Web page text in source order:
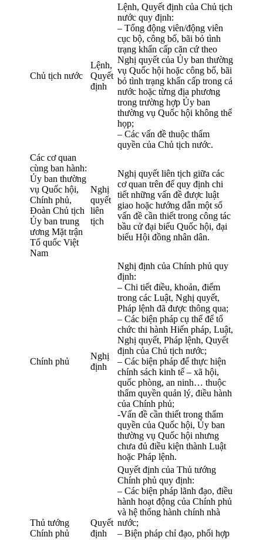
Chủ tịch nước
Lệnh,
Quyết
định
Lệnh, Quyết định của Chủ tịch
nước quy định:
– Tổng động viên/động viên
cục bộ, công bố, bãi bỏ tình
trạng khẩn cấp căn cứ theo
Nghị quyết của Ủy ban thường
vụ Quốc hội hoặc công bố, bãi
bỏ tình trạng khẩn cấp trong cả
nước hoặc từng địa phương
trong trường hợp Ủy ban
thường vụ Quốc hội không thể
họp;
– Các vấn đề thuộc thẩm
quyền của Chủ tịch nước.
Các cơ quan
cùng ban hành:
Ủy ban thường
vụ Quốc hội,
Chính phủ,
Đoàn Chủ tịch
Ủy ban trung
ương Mặt trận
Tổ quốc Việt
Nam
Nghị
quyết
liên
tịch
Nghị quyết liên tịch giữa các
cơ quan trên để quy định chi
tiết những vấn đề được luật
giao hoặc hướng dẫn một số
vấn đề cần thiết trong công tác
bầu cử đại biểu Quốc hội, đại
biểu Hội đồng nhân dân.
Chính phủ
Nghị
định
Nghị định của Chính phủ quy
định:
– Chi tiết điều, khoản, điểm
trong các Luật, Nghị quyết,
Pháp lệnh đã được thông qua;
– Các biện pháp cụ thể để tổ
chức thi hành Hiến pháp, Luật,
Nghị quyết, Pháp lệnh, Quyết
định của Chủ tịch nước;
– Các biện pháp để thực hiện
chính sách kinh tế – xã hội,
quốc phòng, an ninh… thuộc
thẩm quyền quản lý, điều hành
của Chính phủ;
-Vấn đề cần thiết trong thẩm
quyền của Quốc hội, Ủy ban
thường vụ Quốc hội nhưng
chưa đủ điều kiện thành Luật
hoặc Pháp lệnh.
Thủ tướng
Chính phủ
Quyết
định
Quyết định của Thủ tướng
Chính phủ quy định:
– Các biện pháp lãnh đạo, điều
hành hoạt động của Chính phủ
và hệ thống hành chính nhà
nước;
– Biện pháp chỉ đạo, phối hợp